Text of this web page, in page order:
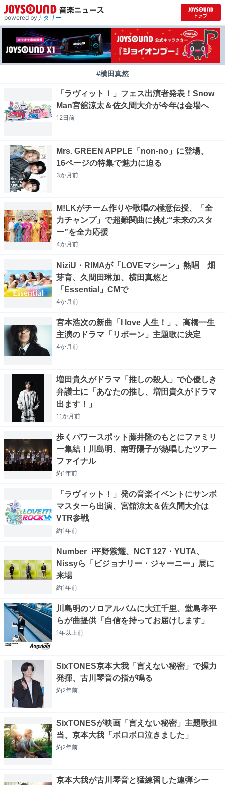
powered byナタリー
#横田真悠
「ラヴィット！」フェス出演者発表！Snow
Man宮舘涼太＆佐久間大介が今年は会場へ
12日前
Mrs. GREEN APPLE「non-no」に登場、
16ページの特集で魅力に迫る
3か月前
M!LKがチーム作りや歌唱の極意伝授、「全
力チャンプ」で超難関曲に挑む“未来のスタ
ー”を全力応援
4か月前
NiziU・RIMAが「LOVEマシーン」熱唱 畑
芽育、久間田琳加、横田真悠と
「Essential」CMで
4か月前
宮本浩次の新曲「I love 人生！」、高橋一生
主演のドラマ「リボーン」主題歌に決定
4か月前
増田貴久がドラマ「推しの殺人」で心優しき
弁護士に「あなたの推し、増田貴久がドラマ
出ます！」
11か月前
歩くパワースポット藤井隆のもとにファミリ
ー集結！川島明、南野陽子が熱唱したツアー
ファイナル
約1年前
「ラヴィット！」発の音楽イベントにサンボ
マスターら出演、宮舘涼太＆佐久間大介は
VTR参戦
約1年前
Number_i平野紫耀、NCT 127・YUTA、
Nissyら「ビジョナリー・ジャーニー」展に
来場
約1年前
川島明のソロアルバムに大江千里、堂島孝平
らが曲提供「自信を持ってお届けします」
1年以上前
SixTONES京本大我「言えない秘密」で握力
発揮、古川琴音の指が鳴る
約2年前
SixTONESが映画「言えない秘密」主題歌担
当、京本大我「ボロボロ泣きました」
約2年前
京本大我が古川琴音と猛練習した連弾シー